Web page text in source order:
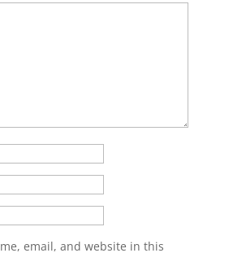
email, and website in this